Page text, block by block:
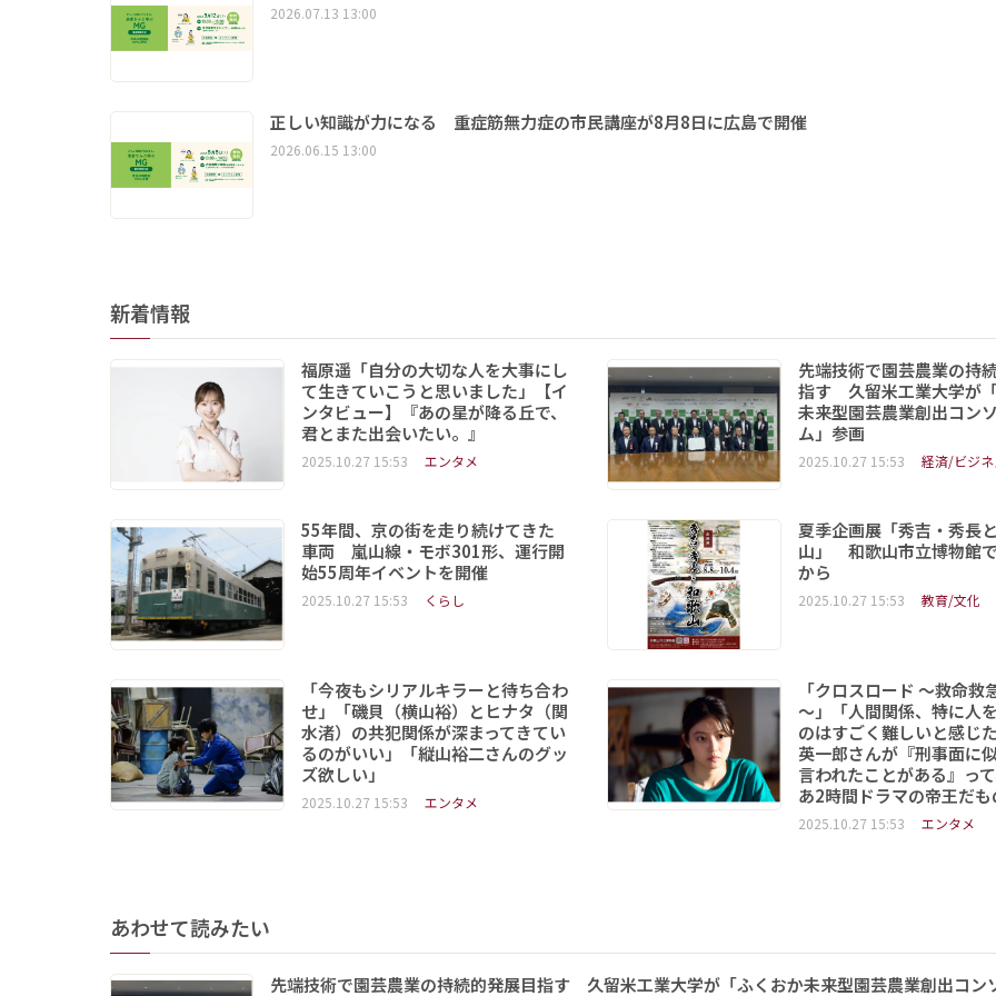
2026.07.13 13:00
正しい知識が力になる 重症筋無力症の市民講座が8月8日に広島で開催
2026.06.15 13:00
新着情報
福原遥「自分の大切な人を大事にし
て生きていこうと思いました」【イ
ンタビュー】『あの星が降る丘で、
君とまた出会いたい。』
2025.10.27 15:53 エンタメ
先端技術で園芸農業の持
指す 久留米工業大学が
未来型園芸農業創出コン
ム」参画
2025.10.27 15:53 経済/ビジネ
55年間、京の街を走り続けてきた
車両 嵐山線・モボ301形、運行開
始55周年イベントを開催
2025.10.27 15:53 くらし
夏季企画展「秀吉・秀長
山」 和歌山市立博物館
から
2025.10.27 15:53 教育/文化
「今夜もシリアルキラーと待ち合わ
せ」「磯貝（横山裕）とヒナタ（関
水渚）の共犯関係が深まってきてい
るのがいい」「縦山裕二さんのグッ
ズ欲しい」
2025.10.27 15:53 エンタメ
「クロスロード ～救命救
～」「人間関係、特に人
のはすごく難しいと感じ
英一郎さんが『刑事面に
言われたことがある』っ
あ2時間ドラマの帝王だも
2025.10.27 15:53 エンタメ
あわせて読みたい
先端技術で園芸農業の持続的発展目指す 久留米工業大学が「ふくおか未来型園芸農業創出コン